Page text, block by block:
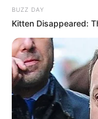
BUZZ DAY
Kitten Disappeared: